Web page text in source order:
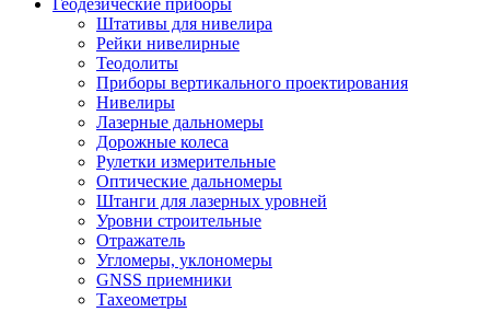
Геодезические приборы
Штативы для нивелира
Рейки нивелирные
Теодолиты
Приборы вертикального проектирования
Нивелиры
Лазерные дальномеры
Дорожные колеса
Рулетки измерительные
Оптические дальномеры
Штанги для лазерных уровней
Уровни строительные
Отражатель
Угломеры, уклономеры
GNSS приемники
Тахеометры